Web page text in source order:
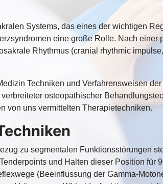
Systems, das eines der wichtigen
eine große Rolle. Nach
Rhythmus (cranial rhythmic
Techniken und Verfahrensweisen
osteopathischer
von uns vermittelten Therapietechniken.
zu segmentalen Funktionsstörungen
und Halten dieser Position
(Beeinflussung der Gamma-